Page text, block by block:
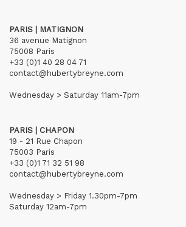
PARIS | MATIGNON
36 avenue Matignon
75008 Paris
+33 (0)1 40 28 04 71
contact@hubertybreyne.com
Wednesday > Saturday 11am-7pm
PARIS | CHAPON
19 - 21 Rue Chapon
75003 Paris
+33 (0)1 71 32 51 98
contact@hubertybreyne.com
Wednesday > Friday 1.30pm-7pm
Saturday 12am-7pm